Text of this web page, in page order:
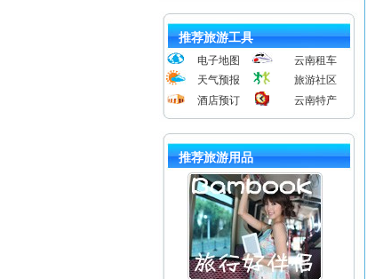
推荐旅游工具
电子地图
云南租车
天气预报
旅游社区
酒店预订
云南特产
推荐旅游用品